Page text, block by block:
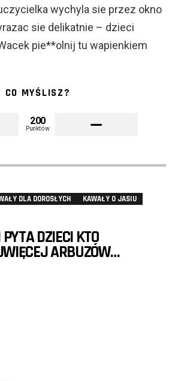
wychyla sie przez okno
sie delikatnie – dzieci
pie**olnij tu wapienkiem
CO MYŚLISZ?
200
Punktów
DLA DOROSŁYCH
KAWAŁY O JASIU
DZIECI KTO
ARBUZÓW…